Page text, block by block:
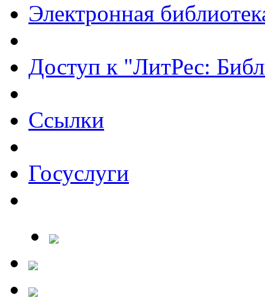
Электронная
Доступ к "ЛитРес:
Ссылки
Госуслуги